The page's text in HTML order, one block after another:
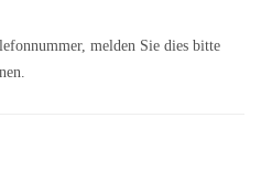
melden Sie dies bitte